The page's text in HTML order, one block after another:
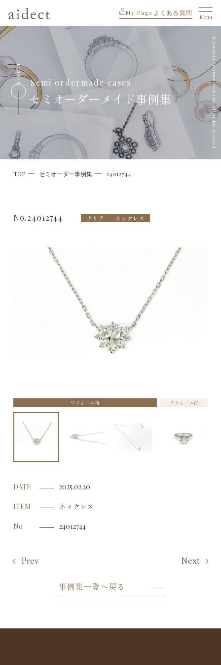
My Page よくある質問
Menu
Semi ordermade cases
セミオーダーメイド事例集
SCROLL © BOOKOFF CORPORATION LTD. All Rights Reserved.
TOP セミオーダー事例集 24012744
No.24012744 クリア ネックレス
リフォーム後 リフォーム前
DATE 2025.02.20
ITEM ネックレス
No 24012744
Prev Next
事例集一覧へ戻る